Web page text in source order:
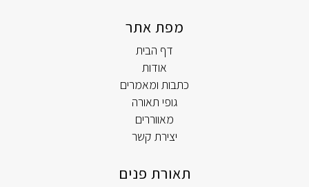
מפת אתר
דף הבית
אודות
כתבות ומאמרים
גופי תאורה
מאווררים
יצירת קשר
תאורת פנים